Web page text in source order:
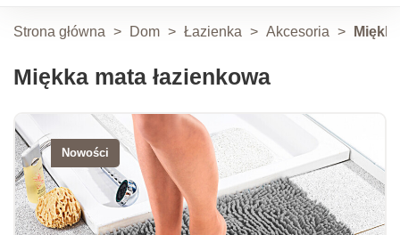
Strona główna > Dom > Łazienka > Akcesoria >
Miękka mata łazienkowa
Nowości